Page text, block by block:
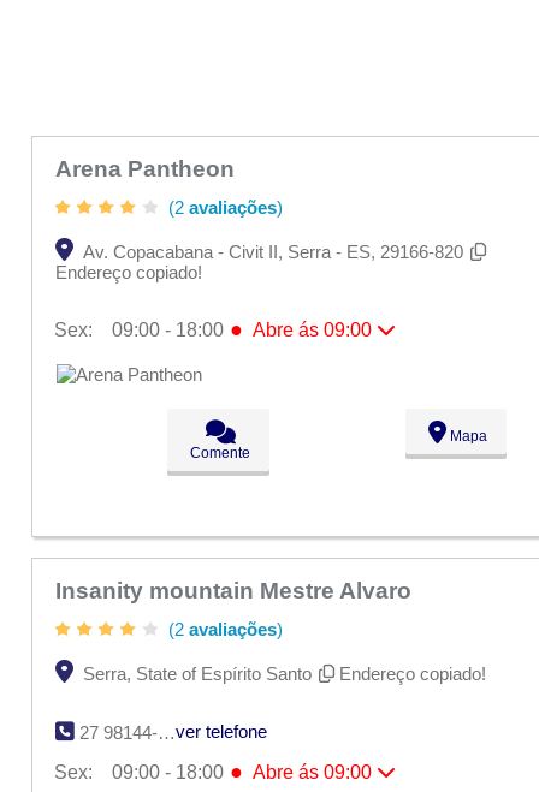
Arena Pantheon
(2 avaliações)
Av. Copacabana - Civit II, Serra - ES, 29166-820
Endereço copiado!
Sex: 09:00 - 18:00 ● Abre ás 09:00
Seg:
Ter:
09:00 - 18:00
09:00 - 18:00
09:00 - 18:00
Fechado
Comente
Mapa
Insanity mountain Mestre Alvaro
(2 avaliações)
Serra, State of Espírito Santo Endereço copiado!
27 98144-1198
ver telefone
Sex:
09:00 - 18:00 ● Abre ás 09:00